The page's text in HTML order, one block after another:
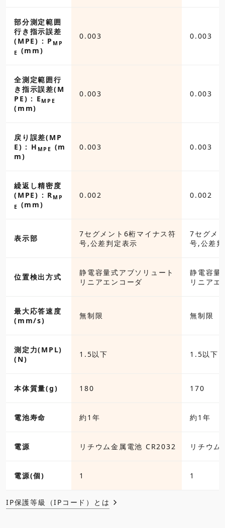
部分測定範囲
行き指示誤差
(MPE) : P MP
E (mm)
0.003 0.003
全測定範囲行
き指示誤差(M
PE) : E MPE
(mm)
0.003 0.003
戻り誤差(MP
E) : H MPE (m
m)
0.003 0.003
繰返し精密度
(MPE) : R MP
E (mm)
0.002 0.002
表示部
7セグメント6桁マイナス符
号,公差判定表示
7セグメ
号,公差
位置検出方式
静電容量式アブソリュート
リニアエンコーダ
静電容量
リニアエ
最大応答速度
(mm/s)
無制限 無制限
測定力(MPL)
(N)
1.5以下 1.5以下
本体質量(g) 180 170
電池寿命 約1年 約1年
電源 リチウム金属電池 CR2032 リチウ
電源(個) 1 1
IP保護等級（IPコード）とは